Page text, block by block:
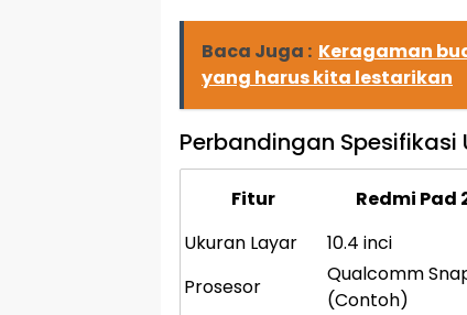
Baca Juga : Keragaman
yang harus kita lestarikan
Perbandingan
Fitur Redmi Pad
Ukuran Layar
10.4 inci
Prosesor
Qualcomm
(Contoh)